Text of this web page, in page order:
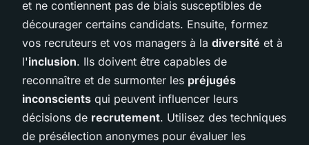
et ne contiennent pas de biais susceptibles de
décourager certains candidats. Ensuite, formez
vos recruteurs et vos managers à la diversité et à
l'inclusion. Ils doivent être capables de
reconnaître et de surmonter les préjugés
inconscients qui peuvent influencer leurs
décisions de recrutement. Utilisez des techniques
de présélection anonymes pour évaluer les